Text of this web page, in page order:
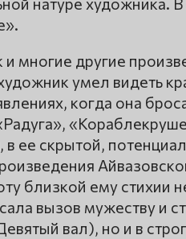
многие другие
умел видеть
когда она
ее скрытой,
близкой ему стихии
вызов мужеству и
вал), но и в